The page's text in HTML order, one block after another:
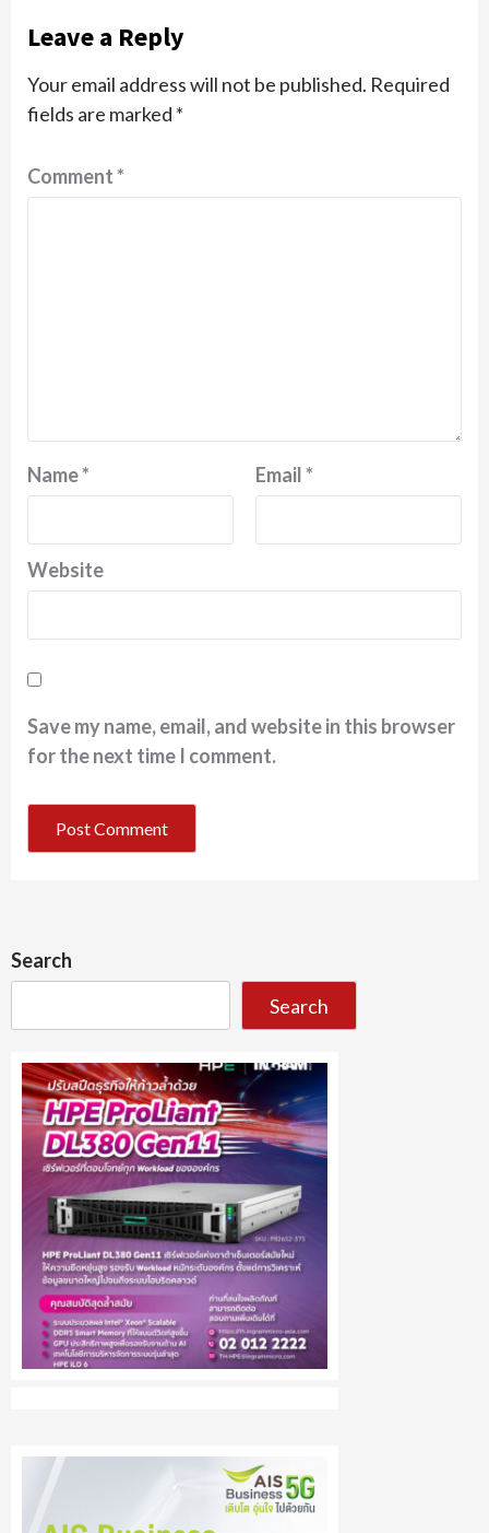
Leave a Reply
Your email address will not be published. Required
fields are marked *
Comment*
Name* Email*
Website
Save my name, email, and website in this browser
for the next time I comment.
Search
Search